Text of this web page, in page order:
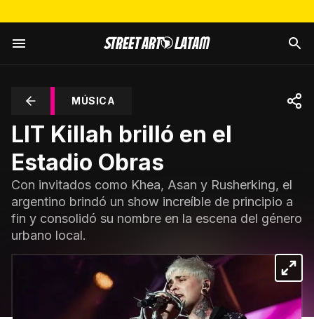
MÚSICA
LIT Killah brilló en el
Estadio Obras
Con invitados como Khea, Asan y Rusherking, el
argentino brindó un show increíble de principio a
fin y consolidó su nombre en la escena del género
urbano local.